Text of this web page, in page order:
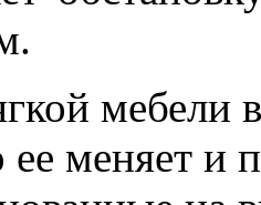
мебели
ее меняет